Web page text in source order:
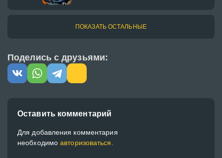
ПОКАЗАТЬ ОСТАЛЬНЫЕ
Поделись с друзьями:
Оставить комментарий
Для добавления комментария
необходимоавторизоваться.